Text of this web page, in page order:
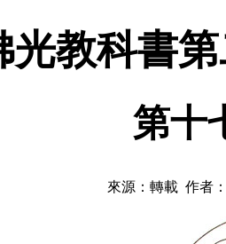
光教科書
第十
來源：轉載 作者